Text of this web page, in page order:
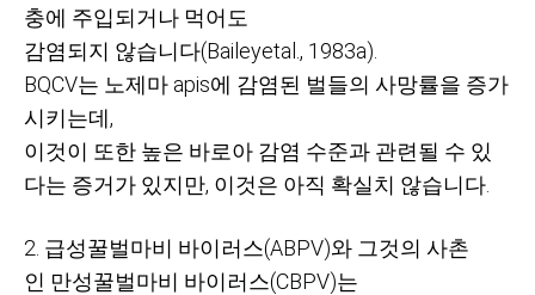
충에 주입되거나 먹어도
감염되지 않습니다(Baileyetal., 1983a).
BQCV는 노제마 apis에 감염된 벌들의 사망률을 증가
시키는데,
이것이 또한 높은 바로아 감염 수준과 관련될 수 있
다는 증거가 있지만, 이것은 아직 확실치 않습니다
2. 급성꿀벌마비 바이러스(ABPV)와 그것의 사촌
인 만성꿀벌마비 바이러스(CBPV)는